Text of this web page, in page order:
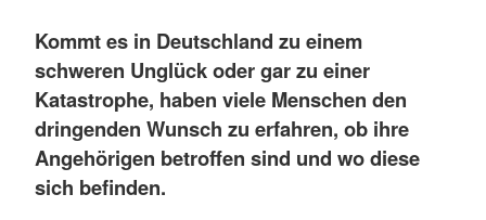
Kommt es in Deutschland zu einem
schweren Unglück oder gar zu einer
Katastrophe, haben viele Menschen den
dringenden Wunsch zu erfahren, ob ihre
Angehörigen betroffen sind und wo diese
sich befinden.